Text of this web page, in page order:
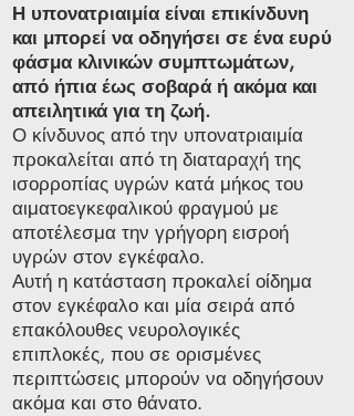
Η υπονατριαιμία είναι επικίνδυνη
και μπορεί να οδηγήσει σε ένα ευρύ
φάσμα κλινικών συμπτωμάτων,
από ήπια έως σοβαρά ή ακόμα και
απειλητικά για τη ζωή.
Ο κίνδυνος από την υπονατριαιμία
προκαλείται από τη διαταραχή της
ισορροπίας υγρών κατά μήκος του
αιματοεγκεφαλικού φραγμού με
αποτέλεσμα την γρήγορη εισροή
υγρών στον εγκέφαλο.
Αυτή η κατάσταση προκαλεί οίδημα
στον εγκέφαλο και μία σειρά από
επακόλουθες νευρολογικές
επιπλοκές, που σε ορισμένες
περιπτώσεις μπορούν να οδηγήσουν
ακόμα και στο θάνατο.